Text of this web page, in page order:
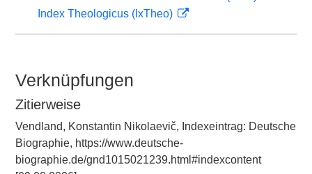
Index Theologicus (IxTheo)
Verknüpfungen
Zitierweise
Vendland, Konstantin Nikolaevič, Indexeintrag: Deutsche
Biographie, https://www.deutsche-
biographie.de/gnd1015021239.html#indexcontent